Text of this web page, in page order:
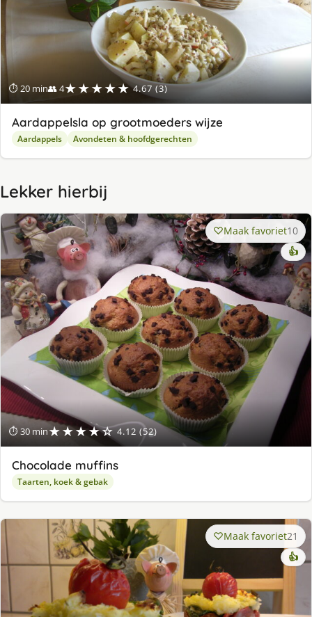
⏱ 20 min👥 4★★★★★ 4.67 (3)
Aardappelsla op grootmoeders wijze
Aardappels Avondeten & hoofdgerechten
Lekker hierbij
⏱ 30 min★★★★☆ 4.12 (52)
Maak favoriet10
👍
Chocolade muffins
Taarten, koek & gebak
Maak favoriet21
👍